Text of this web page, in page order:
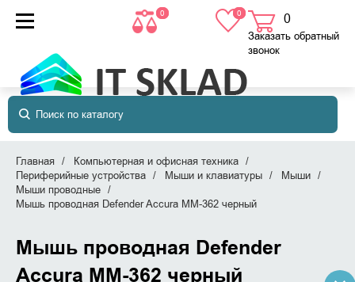
0 0 0
в корзине
Заказать обратный
звонок
Главная
Компьютерная и офисная техника
Периферийные устройства
Мыши и клавиатуры
Мыши
Мыши проводные
Мышь проводная Defender Accura MM-362 черный
Мышь проводная Defender
Accura MM-362 черный